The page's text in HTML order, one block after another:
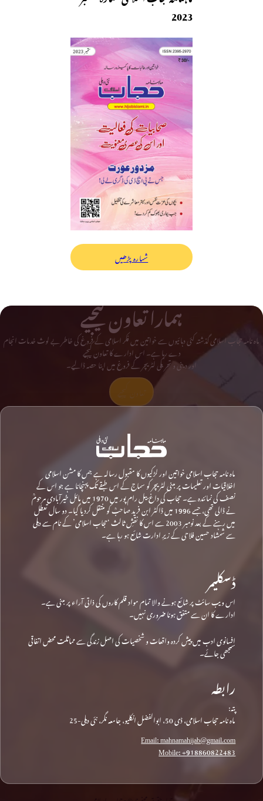
2023
شمارہ پڑھیں
ہمارا تعاون کیجیے
ماہ نامہ حجاب اسلامی گذشتہ کئی دہائیوں سے خواتین میں فکر اسلامی کے فروغ کی خاطر بے لوث خدمات انجام
دے رہا ہے۔ اس ادارے کا تعاون کیجیے
اور دینی و تحریکی لٹریچر کے فروغ میں اپنا حصہ ڈالیے۔
ماہ نامہ حجاب اسلامی خواتین اور لڑکیوں کا مقبول رسالہ ہے جس کا مشن اسلامی
اخلاقیات اور تعلیمات پر مبنی لٹریچر کو سماج کے اس طبقے تک پہنچانا ہے جو اس کے
نصف کی نمائندہ ہے۔ حجاب کی داغ بیل رام پور میں 1970 میں مائل خیرآبادی مرحومؒ
نے ڈالی تھی، جسے 1996 میں ڈاکٹر ابن فرید صاحبؒ کو منتقل کردیا گیا۔ دو سال تعطل
میں رہنے کے بعد نومبر 2003 سے اس کا نقشِ ثالث ‘حجاب اسلامی’ کے نام سے دہلی
سے شمشاد حسین فلاحی کے زیرِ ادارت شائع ہو رہا ہے۔
ڈسکلیمر
اس ویب سائٹ پر شائع ہونے والا تمام مواد قلم کاروں کی ذاتی آراء پر مبنی ہے۔
ادارے کا ان سے متفق ہونا ضروری نہیں۔
افسانوی ادب میں پیش کردہ واقعات و شخصیات کی اصل زندگی سے مماثلت محض اتفاقی
سمجھی جائے۔
رابطہ
پتہ:
ماہ نامہ حجاب اسلامی، ڈی 50، ابوالفضل انکلیو، جامعہ نگر، نئی دہلی-25
Email: mahnamahijab@gmail.com
Mobile: +918860822483